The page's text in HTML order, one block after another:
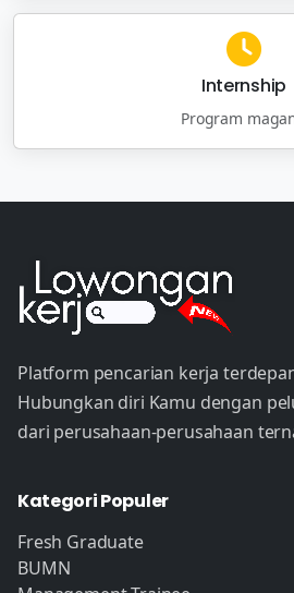
Internship
Program
Platform pencarian kerja
Hubungkan diri Kamu dengan
dari perusahaan-perusahaan
Kategori Populer
Fresh Graduate
BUMN